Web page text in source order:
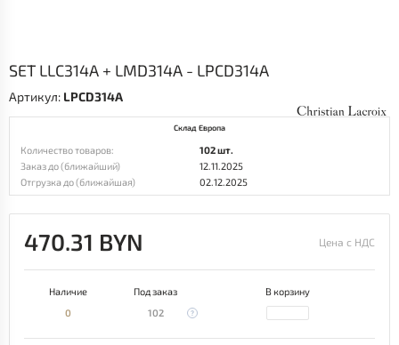
SET LLC314A + LMD314A - LPCD314A
Артикул: LPCD314A
Склад Европа
Количество товаров:
102 шт.
Заказ до (ближайший)
12.11.2025
Отгрузка до (ближайшая)
02.12.2025
470.31 BYN Цена с НДС
Наличие Под заказ
В корзину
0
102